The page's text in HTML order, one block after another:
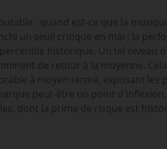
: quand est-ce que la
un seuil critique en mai : la
historique. Un tel niveau
de retour à la moyenne.
à moyen terme, exposant les
peut-être un point
dont la prime de risque est